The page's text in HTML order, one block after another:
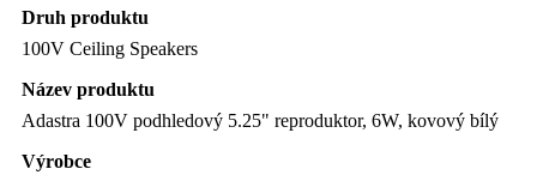
Druh produktu
100V Ceiling Speakers
Název produktu
Adastra 100V podhledový 5.25" reproduktor, 6W, kovový bílý
Výrobce